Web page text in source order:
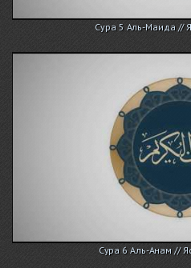
Сура 5 Аль-Маида //
Сура 6 Аль-Анам //